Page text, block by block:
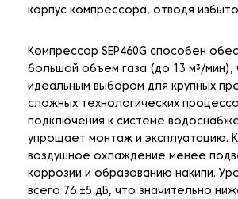
корпус компрессора, отводя
Компрессор SEP460G способен
большой объем газа (до 13 м³/мин),
идеальным выбором для крупных
сложных технологических
подключения к системе
упрощает монтаж и эксплуатацию.
воздушное охлаждение менее
коррозии и образованию накипи.
всего 76 ±5 дБ, что значительно